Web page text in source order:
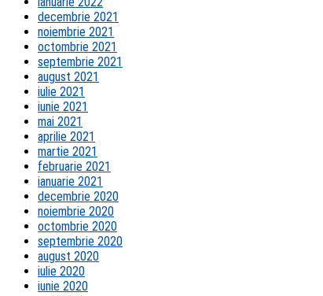
decembrie 2021
noiembrie 2021
octombrie 2021
septembrie 2021
august 2021
iulie 2021
iunie 2021
mai 2021
aprilie 2021
martie 2021
februarie 2021
ianuarie 2021
decembrie 2020
noiembrie 2020
octombrie 2020
septembrie 2020
august 2020
iulie 2020
iunie 2020